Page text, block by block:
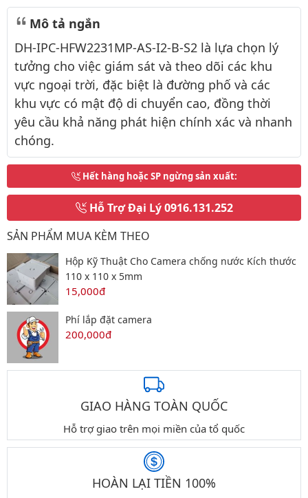
Mô tả ngắn
DH-IPC-HFW2231MP-AS-I2-B-S2 là lựa chọn lý
tưởng cho việc giám sát và theo dõi các khu
vực ngoại trời, đặc biệt là đường phố và các
khu vực có mật độ di chuyển cao, đồng thời
yêu cầu khả năng phát hiện chính xác và nhanh
chóng.
Hết hàng hoặc SP ngừng sản xuất:
Hỗ Trợ Đại Lý0916.131.252
SẢN PHẨM MUA KÈM THEO
Hộp Kỹ Thuật Cho Camera chống nước Kích thước
110 x 110 x 5mm
15,000đ
Phí lắp đặt camera
200,000đ
GIAO HÀNG TOÀN QUỐC
Hỗ trợ giao trên mọi miền của tổ quốc
HOÀN LẠI TIỀN 100%